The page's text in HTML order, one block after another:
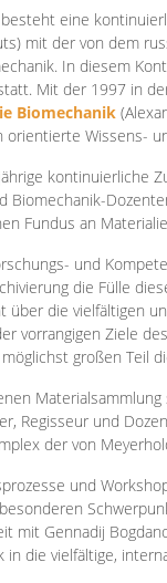
eine
mit der von dem
In diesem
Mit der 1997 in
Biomechanik
Wissens-
kontinuierliche
Biomechanik-
Fundus an
und
die Fülle
über die vielfältigen
vorrangigen Ziele
großen Teil
Regisseur und
der von
und
mit Gennadij
in die vielfältige,